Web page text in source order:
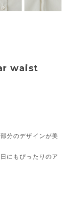
waist
分のデザインが美
にもぴったりのア